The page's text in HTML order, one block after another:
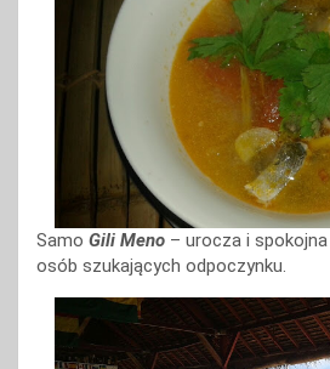
Samo Gili Meno – urocza i
osób szukających odpoczynku.